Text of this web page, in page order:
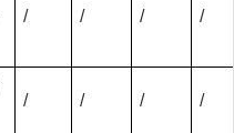
/ / / /
/ / / /